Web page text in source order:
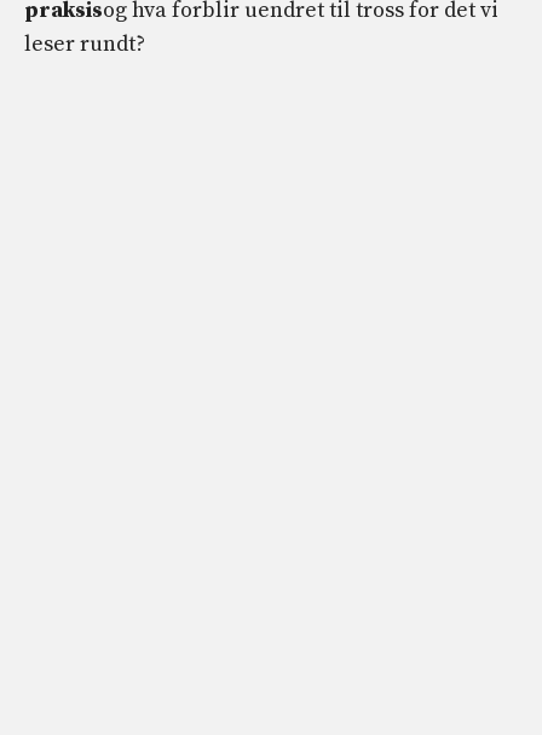
praksisog hva forblir uendret til tross for det vi
leser rundt?